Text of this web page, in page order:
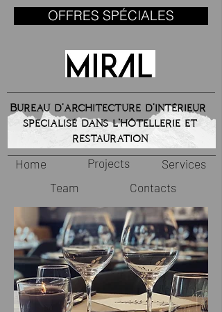
Bureau d'architecture d'intérieur
specialisé dans l’hôtellerie et
restauration
OFFRES SPÉCIALES
Home Projects
Services
Team
Contacts